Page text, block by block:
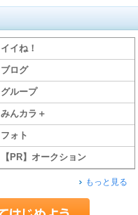
イイね！
ブログ
グループ
みんカラ＋
フォト
【PR】オークション
もっと見る